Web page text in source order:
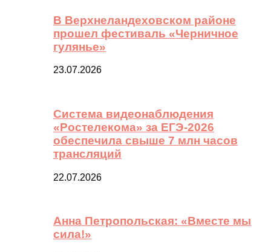
В Верхнеландеховском районе
прошел фестиваль «Черничное
гулянье»
23.07.2026
Система видеонаблюдения
«Ростелекома» за ЕГЭ-2026
обеспечила свыше 7 млн часов
трансляций
22.07.2026
Анна Петропольская: «Вместе мы
сила!»